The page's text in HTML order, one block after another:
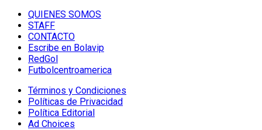
QUIENES SOMOS
STAFF
CONTACTO
Escribe en Bolavip
RedGol
Futbolcentroamerica
Términos y Condiciones
Políticas de Privacidad
Política Editorial
Ad Choices